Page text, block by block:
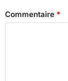
Commentaire *